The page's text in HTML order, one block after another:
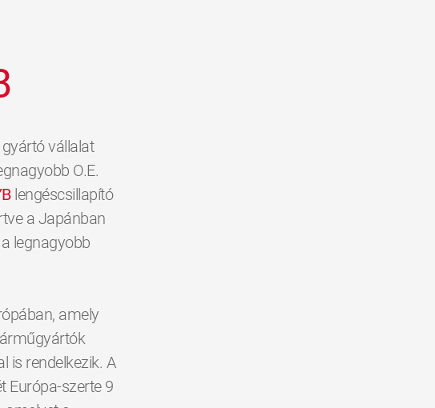
vállalat
O.E.
lengéscsillapító
a Japánban
legnagyobb
amely
is rendelkezik. A
Európa-szerte 9